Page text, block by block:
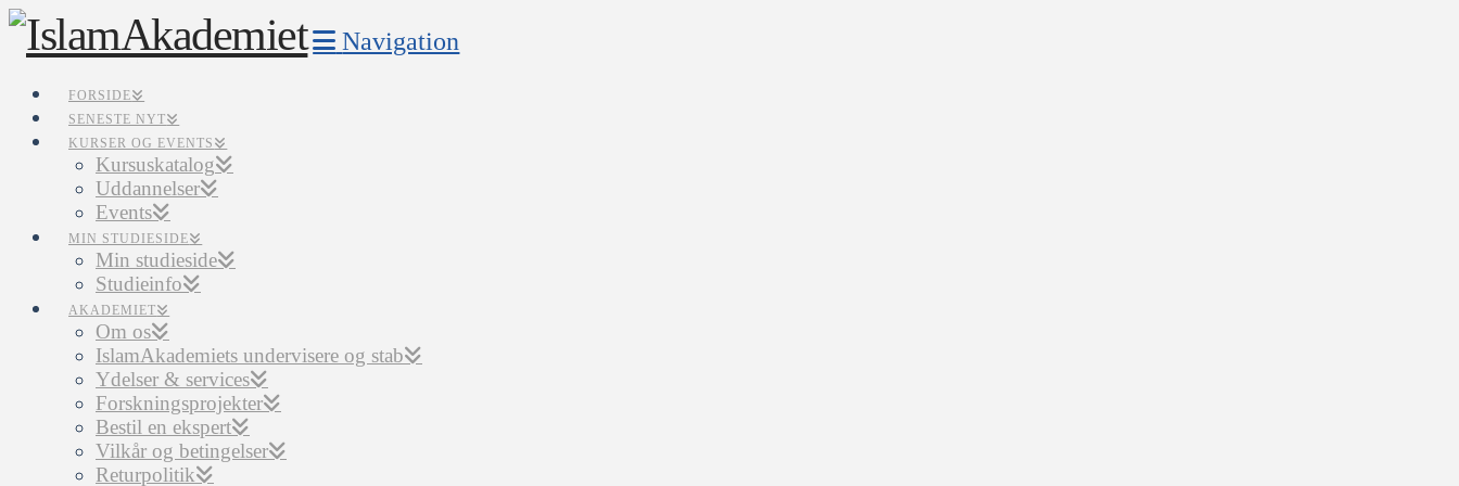
Navigation
FORSIDE
SENESTE NYT
KURSER OG EVENTS
Kursuskatalog
Uddannelser
Events
MIN STUDIESIDE
Min studieside
Studieinfo
AKADEMIET
Om os
IslamAkademiets undervisere og stab
Ydelser & services
Forskningsprojekter
Bestil en ekspert
Vilkår og betingelser
Returpolitik